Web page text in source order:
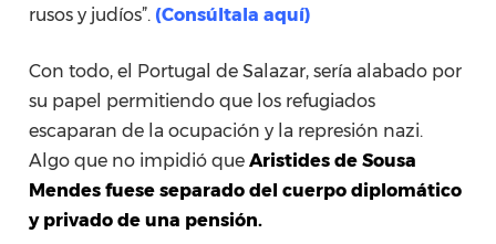
rusos y judíos”. (Consúltala aquí)
Con todo, el Portugal de Salazar, sería alabado por
su papel permitiendo que los refugiados
escaparan de la ocupación y la represión nazi.
Algo que no impidió que Aristides de Sousa
Mendes fuese separado del cuerpo diplomático
y privado de una pensión.